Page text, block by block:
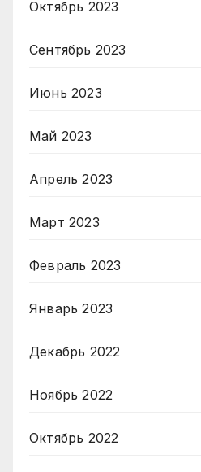
Октябрь 2023
Сентябрь 2023
Июнь 2023
Май 2023
Апрель 2023
Март 2023
Февраль 2023
Январь 2023
Декабрь 2022
Ноябрь 2022
Октябрь 2022